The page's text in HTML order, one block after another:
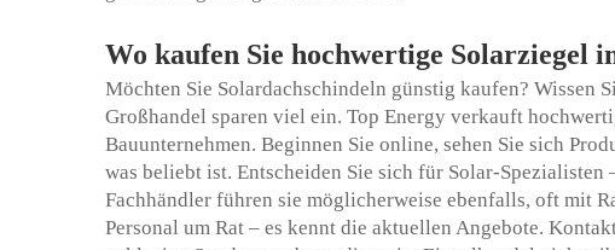
Wo kaufen Sie hochwertige Solarziegel
Möchten Sie Solardachschindeln günstig kaufen? Wissen
Großhandel sparen viel ein. Top Energy verkauft
Bauunternehmen. Beginnen Sie online, sehen Sie sich
was beliebt ist. Entscheiden Sie sich für Solar-Spezialisten
Fachhändler führen sie möglicherweise ebenfalls, oft mit
Personal um Rat – es kennt die aktuellen Angebote.